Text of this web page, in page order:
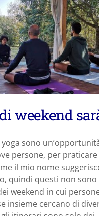
weekend
sono
persone, per praticare
il mio nome
quindi questi non sono
weekend in cui
insieme cercano di